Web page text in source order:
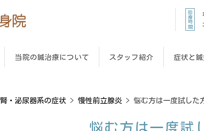
診療時間
当院の鍼治療について スタッフ紹介 症状と
腎・泌尿器系の症状 >慢性前立腺炎 >悩む方は一度試した
悩む方は一度試